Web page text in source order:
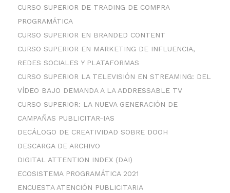
CURSO SUPERIOR DE TRADING DE COMPRA
PROGRAMÁTICA
CURSO SUPERIOR EN BRANDED CONTENT
CURSO SUPERIOR EN MARKETING DE INFLUENCIA,
REDES SOCIALES Y PLATAFORMAS
CURSO SUPERIOR LA TELEVISIÓN EN STREAMING: DEL
VÍDEO BAJO DEMANDA A LA ADDRESSABLE TV
CURSO SUPERIOR: LA NUEVA GENERACIÓN DE
CAMPAÑAS PUBLICITAR-IAS
DECÁLOGO DE CREATIVIDAD SOBRE DOOH
DESCARGA DE ARCHIVO
DIGITAL ATTENTION INDEX (DAI)
ECOSISTEMA PROGRAMÁTICA 2021
ENCUESTA ATENCIÓN PUBLICITARIA